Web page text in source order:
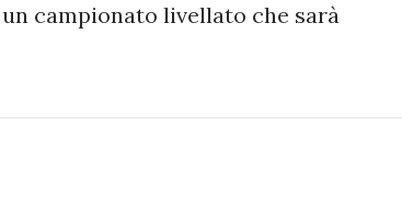
campionato livellato che sarà